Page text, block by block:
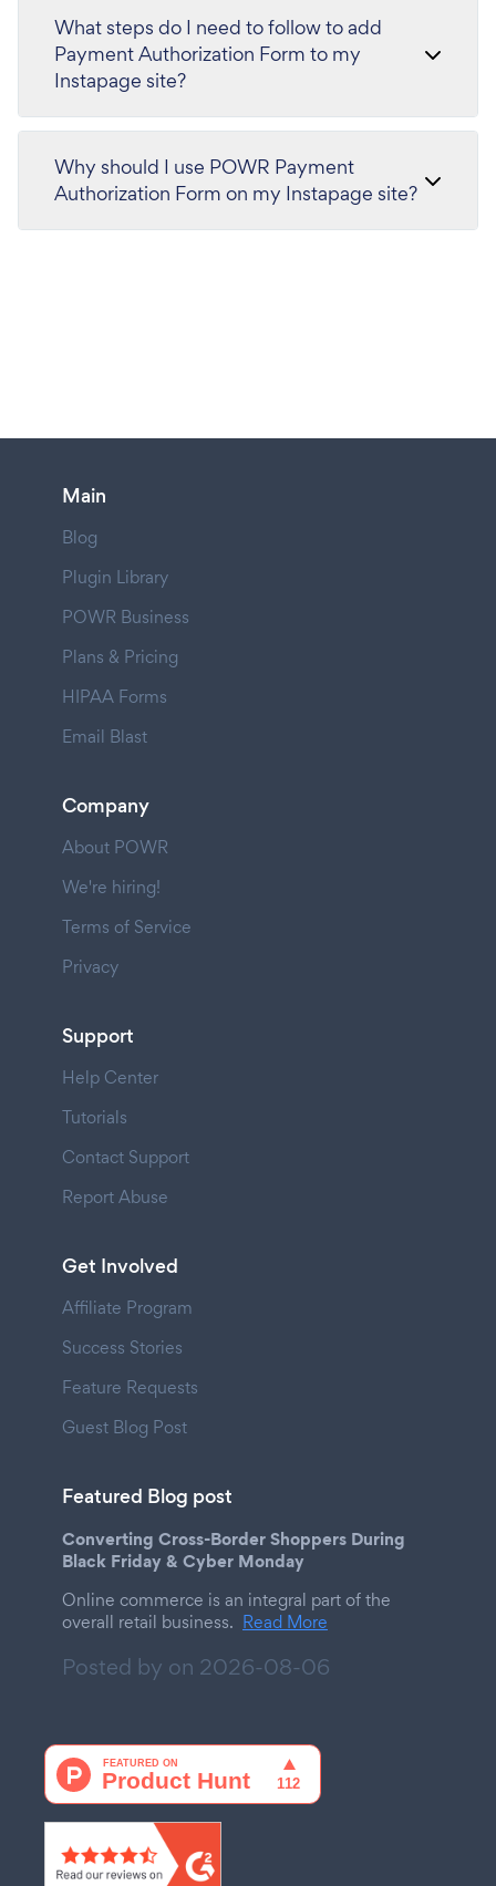
What steps do I need to follow to add
Payment Authorization Form to my
Instapage site?
Why should I use POWR Payment
Authorization Form on my Instapage site?
Main
Blog
Plugin Library
POWR Business
Plans & Pricing
HIPAA Forms
Email Blast
Company
About POWR
We're hiring!
Terms of Service
Privacy
Support
Help Center
Tutorials
Contact Support
Report Abuse
Get Involved
Affiliate Program
Success Stories
Feature Requests
Guest Blog Post
Featured Blog post
Converting Cross-Border Shoppers During
Black Friday & Cyber Monday
Online commerce is an integral part of the
overall retail business. Read More
Posted by on 2026-08-06